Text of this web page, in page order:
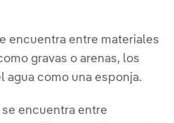
encuentra entre materiales
gravas o arenas, los
agua como una esponja.
se encuentra entre